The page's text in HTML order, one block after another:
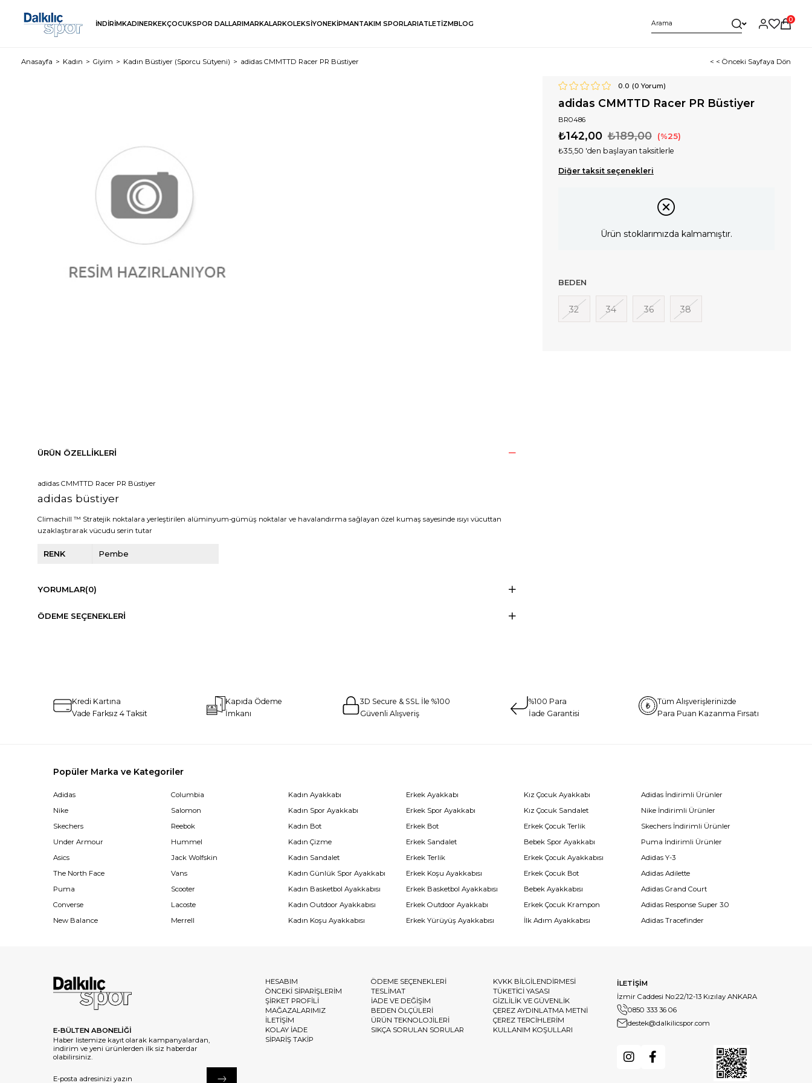
İNDİRİMKADINERKEKÇOCUKSPOR DALLARIMARKALARKOLEKSİYONEKİPMANTAKIM SPORLARIATLETİZMBLOG
0
Anasayfa Kadın Giyim Kadın Büstiyer (Sporcu Sütyeni) adidas CMMTTD Racer PR Büstiyer < < Önceki Sayfaya Dön
0.0 (0 Yorum)
adidas CMMTTD Racer PR Büstiyer
BR0486
₺189,00
₺142,00 25
₺35,50 'den başlayan taksitlerle
Diğer taksit seçenekleri
Ürün stoklarımızda kalmamıştır.
BEDEN
32 34 36 38
ÜRÜN ÖZELLIKLERI
adidas CMMTTD Racer PR Büstiyer
adidas büstiyer
Climachill ™ Stratejik noktalara yerleştirilen alüminyum-gümüş noktalar ve havalandırma sağlayan özel kumaş sayesinde ısıyı vücuttan
uzaklaştırarak vücudu serin tutar
RENK Pembe
YORUMLAR(0)
ÖDEME SEÇENEKLERI
Kredi Kartına
Vade Farksız 4 Taksit
Kapıda Ödeme
İmkanı
3D Secure & SSL İle %100
Güvenli Alışveriş
%100 Para
İade Garantisi
Tüm Alışverişlerinizde
Para Puan Kazanma Fırsatı
Popüler Marka ve Kategoriler
Adidas
Nike
Skechers
Under Armour
Asics
The North Face
Puma
Converse
New Balance
Columbia
Salomon
Reebok
Hummel
Jack Wolfskin
Vans
Scooter
Lacoste
Merrell
Kadın Ayakkabı
Kadın Spor Ayakkabı
Kadın Bot
Kadın Çizme
Kadın Sandalet
Kadın Günlük Spor Ayakkabı
Kadın Basketbol Ayakkabısı
Kadın Outdoor Ayakkabısı
Kadın Koşu Ayakkabısı
Erkek Ayakkabı
Erkek Spor Ayakkabı
Erkek Bot
Erkek Sandalet
Erkek Terlik
Erkek Koşu Ayakkabısı
Erkek Basketbol Ayakkabısı
Erkek Outdoor Ayakkabı
Erkek Yürüyüş Ayakkabısı
Kız Çocuk Ayakkabı
Kız Çocuk Sandalet
Erkek Çocuk Terlik
Bebek Spor Ayakkabı
Erkek Çocuk Ayakkabısı
Erkek Çocuk Bot
Bebek Ayakkabısı
Erkek Çocuk Krampon
İlk Adım Ayakkabısı
Adidas İndirimli Ürünler
Nike İndirimli Ürünler
Skechers İndirimli Ürünler
Puma İndirimli Ürünler
Adidas Y-3
Adidas Adilette
Adidas Grand Court
Adidas Response Super 3.0
Adidas Tracefinder
E-BÜLTEN ABONELİĞİ
Haber listemize kayıt olarak kampanyalardan,
indirim ve yeni ürünlerden ilk siz haberdar
olabilirsiniz.
HESABIM
ÖNCEKİ SİPARİŞLERİM
ŞİRKET PROFİLİ
MAĞAZALARIMIZ
İLETİŞİM
KOLAY İADE
SİPARİŞ TAKİP
ÖDEME SEÇENEKLERİ
TESLİMAT
İADE VE DEĞİŞİM
BEDEN ÖLÇÜLERİ
ÜRÜN TEKNOLOJİLERİ
SIKÇA SORULAN SORULAR
KVKK BİLGİLENDİRMESİ
TÜKETİCİ YASASI
GİZLİLİK VE GÜVENLİK
ÇEREZ AYDINLATMA METNİ
ÇEREZ TERCİHLERİM
KULLANIM KOŞULLARI
İLETİŞİM
İzmir Caddesi No:22/12-13 Kızılay ANKARA
0850 333 36 06
destek@dalkilicspor.com